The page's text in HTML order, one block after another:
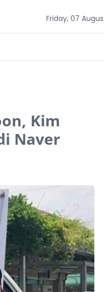
Friday, 07
Kim
Naver